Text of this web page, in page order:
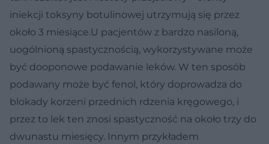
iniekcji toksyny botulinowej utrzymują się przez
około 3 miesiące.U pacjentów z bardzo nasiloną,
uogólnioną spastycznością, wykorzystywane może
być dooponowe podawanie leków. W ten sposób
podawany może być fenol, który doprowadza do
blokady korzeni przednich rdzenia kręgowego, i
przez to lek ten znosi spastyczność na około trzy do
dwunastu miesięcy. Innym przykładem